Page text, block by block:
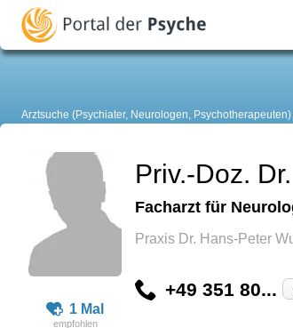
Arztsuche (Psychiater, Neurologen, Psychotherapeuten)
1 Mal
Priv.-Doz.
Facharzt für
Praxis Dr. Hans-Peter
+49 351 80...